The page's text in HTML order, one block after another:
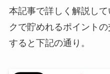
本記事で詳しく解説し
クで貯めれるポイント
すると下記の通り。